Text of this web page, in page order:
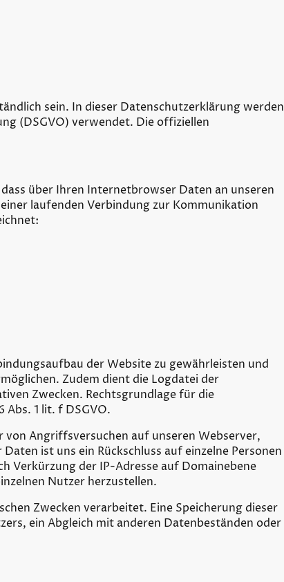
sein. In dieser Datenschutzerklärung werden
(DSGVO) verwendet. Die offiziellen
über Ihren Internetbrowser Daten an unseren
laufenden Verbindung zur Kommunikation
der Website zu gewährleisten und
Zudem dient die Logdatei der
Zwecken. Rechtsgrundlage für die
1 lit. f DSGVO.
von Angriffsversuchen auf unseren Webserver,
ist uns ein Rückschluss auf einzelne Personen
Verkürzung der IP-Adresse auf Domainebene
Nutzer herzustellen.
Zwecken verarbeitet. Eine Speicherung dieser
ein Abgleich mit anderen Datenbeständen oder